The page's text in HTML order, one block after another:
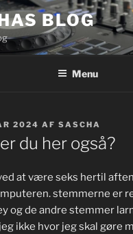
BLOG
Menu
2024 AF SASCHA
du her også?
at være seks hertil
stemmerne er
og de andre stemmer
ikke hvor jeg skal gøre